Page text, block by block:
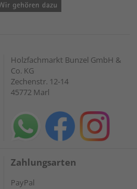
Holzfachmarkt Bunzel GmbH &
Co. KG
Zechenstr. 12-14
45772 Marl
Zahlungsarten
PayPal